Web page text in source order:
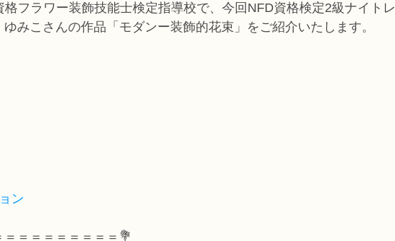
フラワー装飾技能士検定指導校で、今回NFD資格検定2級ナイトレ
みこさんの作品「モダンー装飾的花束」をご紹介いたします。
ン
＝＝＝＝＝＝＝＝💐